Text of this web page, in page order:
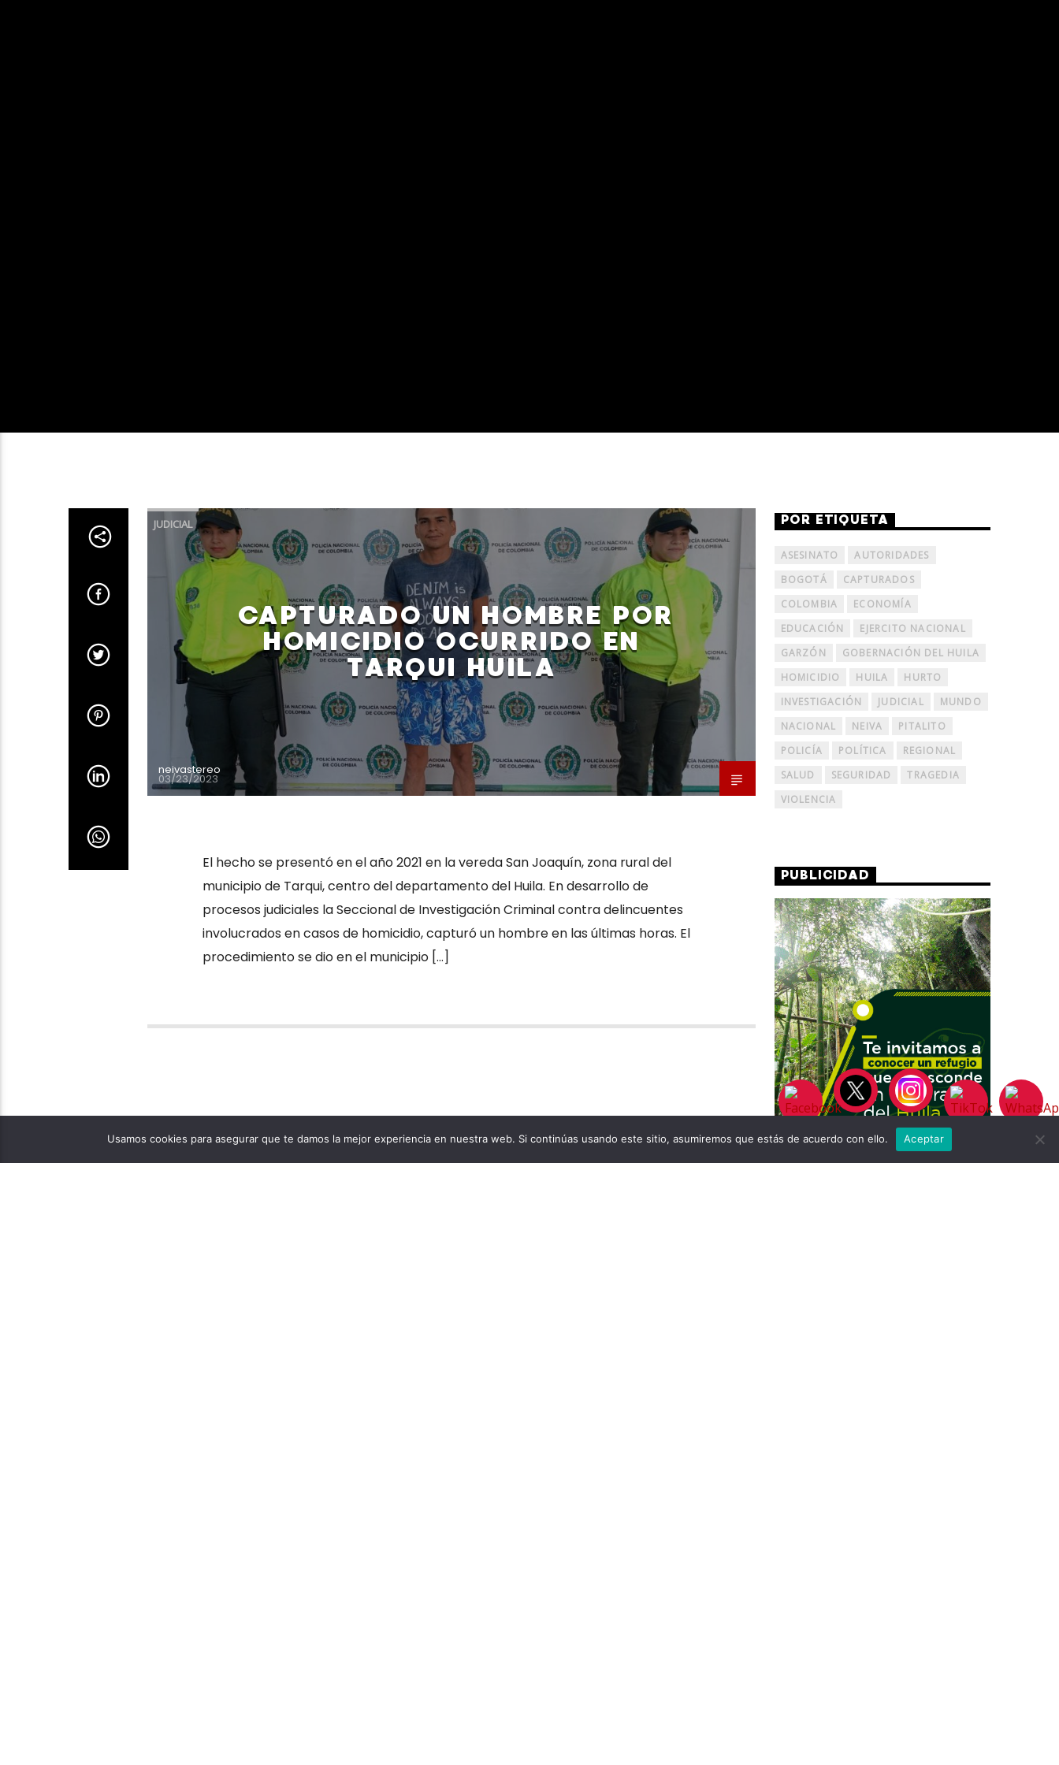
JUDICIAL
CAPTURADO UN HOMBRE POR
HOMICIDIO OCURRIDO EN
TARQUI HUILA
neivastereo
03/23/2023
El hecho se presentó en el año 2021 en la vereda San Joaquín, zona rural del
municipio de Tarqui, centro del departamento del Huila. En desarrollo de
procesos judiciales la Seccional de Investigación Criminal contra delincuentes
involucrados en casos de homicidio, capturó un hombre en las últimas horas. El
procedimiento se dio en el municipio […]
POR ETIQUETA
ASESINATO
AUTORIDADES
BOGOTÁ
CAPTURADOS
COLOMBIA
ECONOMÍA
EDUCACIÓN
EJERCITO NACIONAL
GARZÓN
GOBERNACIÓN DEL HUILA
HOMICIDIO
HUILA
HURTO
INVESTIGACIÓN
JUDICIAL
MUNDO
NACIONAL
NEIVA
PITALITO
POLICÍA
POLÍTICA
REGIONAL
SALUD
SEGURIDAD
TRAGEDIA
VIOLENCIA
PUBLICIDAD
Usamos cookies para asegurar que te damos la mejor experiencia en nuestra web. Si continúas usando este sitio, asumiremos que estás de acuerdo con ello. Aceptar